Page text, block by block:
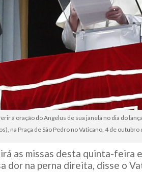
a oração do Angelus de sua janela no dia do
na Praça de São Pedro no Vaticano, 4 de outubro
as missas desta quinta-feira
dor na perna direita, disse o